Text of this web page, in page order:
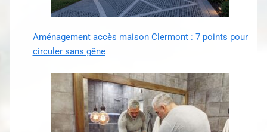
Aménagement accès maison Clermont : 7 points pour
circuler sans gêne